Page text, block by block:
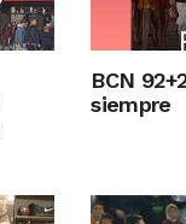
BCN
siempre